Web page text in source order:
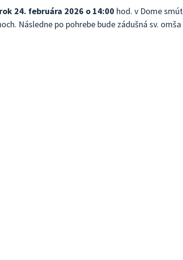
24. februára 2026 o 14:00 hod. v Dome
Následne po pohrebe bude zádušná sv.